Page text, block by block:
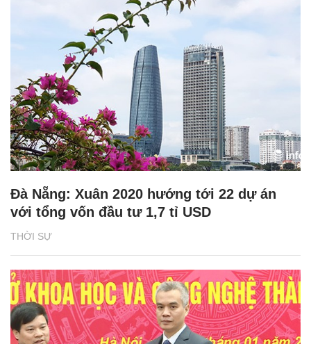
THỜI SỰ
Đà Nẵng: Xuân 2020 hướng tới 22 dự án
với tổng vốn đầu tư 1,7 tỉ USD